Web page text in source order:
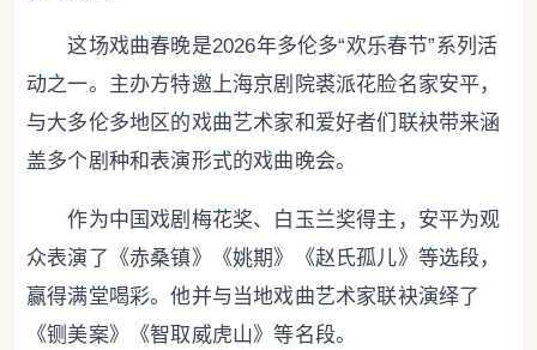
这场戏曲春晚是2026年多伦多“欢乐春节”系列活
动之一。主办方特邀上海京剧院裘派花脸名家安平，
与大多伦多地区的戏曲艺术家和爱好者们联袂带来涵
盖多个剧种和表演形式的戏曲晚会。
作为中国戏剧梅花奖、白玉兰奖得主，安平为观
众表演了《赤桑镇》《姚期》《赵氏孤儿》等选段，
赢得满堂喝彩。他并与当地戏曲艺术家联袂演绎了
《铡美案》《智取威虎山》等名段。